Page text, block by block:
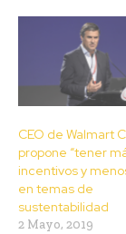
CEO de Walmart
propone “tener
incentivos y
en temas de
sustentabilidad
2 Mayo, 2019